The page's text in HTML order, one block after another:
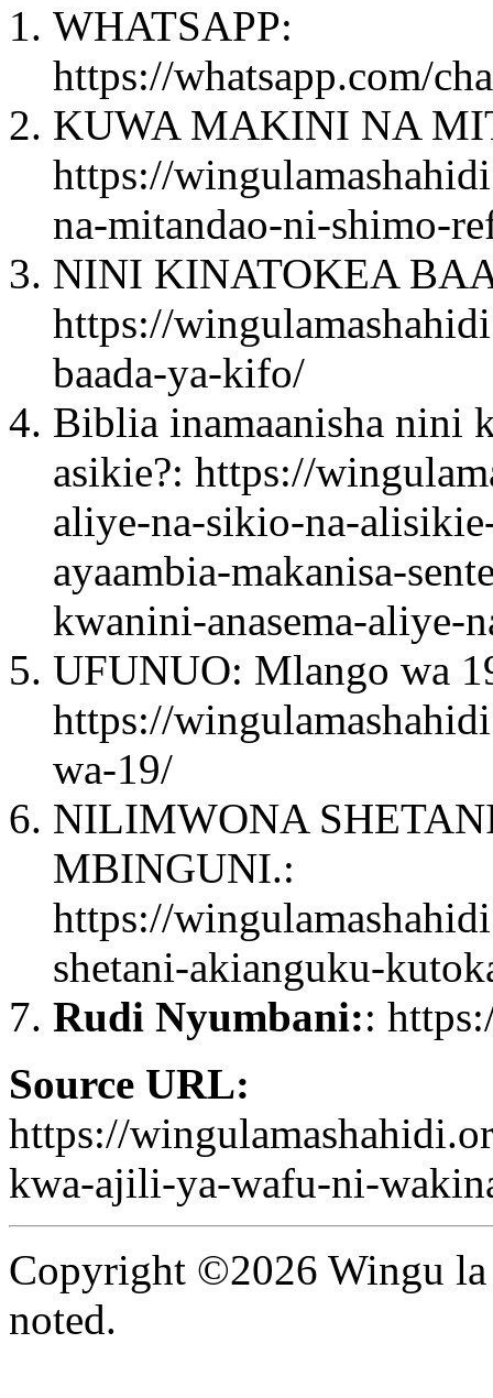
WHATSAPP:
https://whatsapp.com/
KUWA MAKINI NA
https://
na-mitandao-ni-shimo-
NINI KINATOKEA
https://
baada-ya-kifo/
Biblia inamaanisha nini
asikie?: https://
aliye-na-sikio-na-
ayaambia-makanisa-
kwanini-anasema-aliye-
UFUNUO: Mlango wa
https://
wa-19/
NILIMWONA
MBINGUNI.:
https://
shetani-akianguku-
Rudi Nyumbani::
Source URL:
https://
kwa-ajili-ya-wafu-ni-
Copyright ©2026 Wingu la
noted.